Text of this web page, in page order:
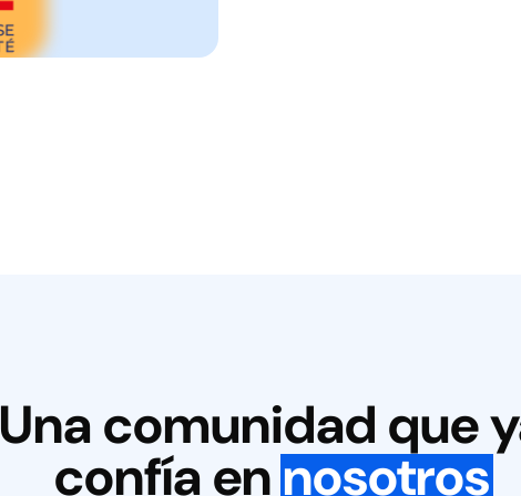
Una comunidad que
confía ennosotros